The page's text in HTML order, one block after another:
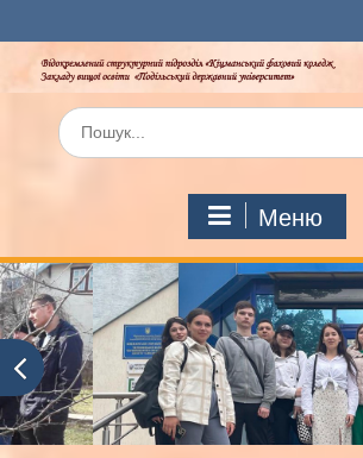
до
вмісту
Шукати:
Меню